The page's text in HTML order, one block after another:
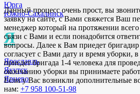
Юрга
Южно-Сахалинск
Я
Ярославль
Якутск
Ярцево
Данный процесс очень прост, вы
заявку на сайте, с Вами свяжется Ваш
менеджер который на протяжении
связи с Вами и если понадобится
вопросы. Далее к Вам приедет
согласует с Вами дату и время уборки,
приедет бригада 1-4 человека для
окончанию уборки вы принимаете
Если у Вас возникли дополнительные
нам: +7 958 100-51-98